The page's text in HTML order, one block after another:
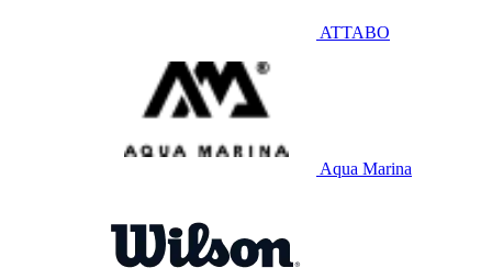
ATTABO
Aqua Marina